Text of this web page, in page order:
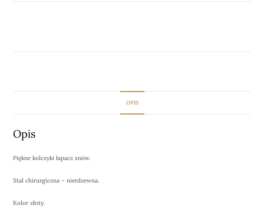
OPIS
Opis
Piękne kolczyki łapacz snów.
Stal chirurgiczna – nierdzewna.
Kolor złoty.